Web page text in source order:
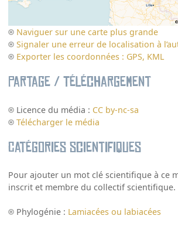
Naviguer sur une carte plus grande
Signaler une erreur de localisation à
Exporter les coordonnées : GPS, KML
Partage / Téléchargement
Licence du média : CC by-nc-sa
Télécharger le média
Catégories scientifiques
Pour ajouter un mot clé scientifique à ce
inscrit et membre du collectif scientifique.
Phylogénie : Lamiacées ou labiacées